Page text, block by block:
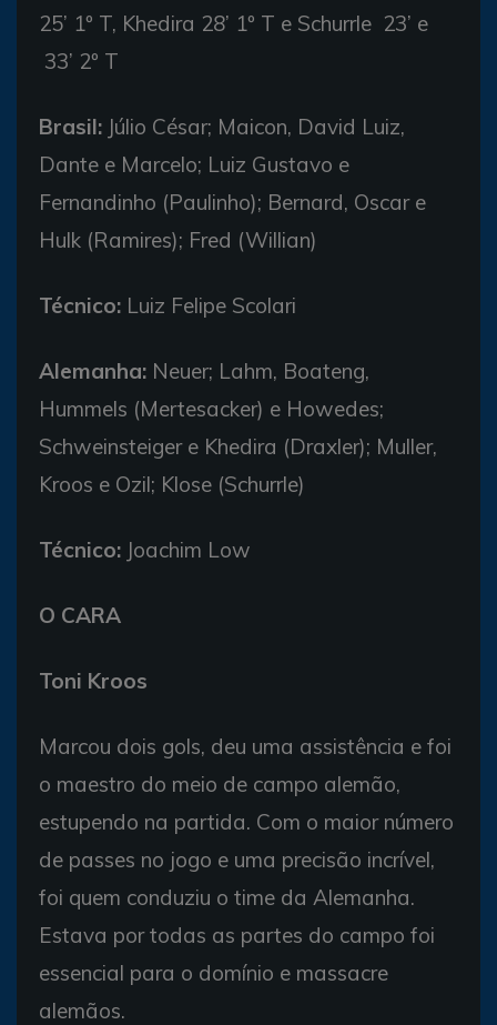
25’ 1º T, Khedira 28’ 1º T e Schurrle 23’ e
33’ 2º T
Brasil: Júlio César; Maicon, David Luiz,
Dante e Marcelo; Luiz Gustavo e
Fernandinho (Paulinho); Bernard, Oscar e
Hulk (Ramires); Fred (Willian)
Técnico: Luiz Felipe Scolari
Alemanha: Neuer; Lahm, Boateng,
Hummels (Mertesacker) e Howedes;
Schweinsteiger e Khedira (Draxler); Muller,
Kroos e Ozil; Klose (Schurrle)
Técnico: Joachim Low
O CARA
Toni Kroos
Marcou dois gols, deu uma assistência e foi
o maestro do meio de campo alemão,
estupendo na partida. Com o maior número
de passes no jogo e uma precisão incrível,
foi quem conduziu o time da Alemanha.
Estava por todas as partes do campo foi
essencial para o domínio e massacre
alemãos.